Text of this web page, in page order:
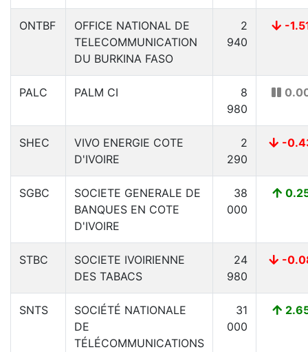
ONTBF
OFFICE NATIONAL DE
TELECOMMUNICATION
DU BURKINA FASO
2
940
-
PALC PALM CI
8
980
SHEC
VIVO ENERGIE COTE
D'IVOIRE
2
290
-
SGBC
SOCIETE GENERALE DE
BANQUES EN COTE
D'IVOIRE
38
000
STBC
SOCIETE IVOIRIENNE
DES TABACS
24
980
-
SNTS
SOCIÉTÉ NATIONALE
DE
TÉLÉCOMMUNICATIONS
31
000